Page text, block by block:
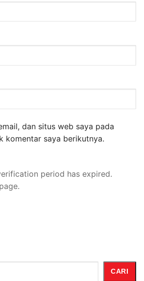
dan situs web saya pada
komentar saya berikutnya.
period has expired.
CARI